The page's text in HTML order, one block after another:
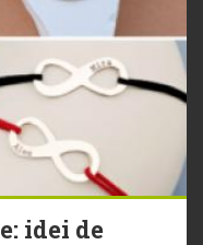
idei de